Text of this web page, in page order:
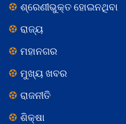
ଶ୍ରେଣୀଭୁକ୍ତ ହୋଇନଥିବା
ରାଜ୍ୟ
ମହାନଗର
ମୁଖ୍ୟ ଖବର
ରାଜନୀତି
ଶିକ୍ଷା